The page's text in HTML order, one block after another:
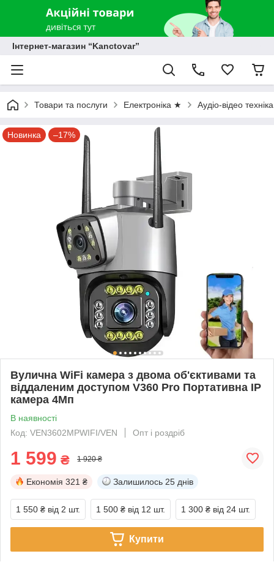
Інтернет-магазин “Kanctovar”
Товари та послуги Електроніка ★ Аудіо-відео
Новинка –17%
Вулична WiFi камера з двома об'єктивами та
віддаленим доступом V360 Pro Портативна IP
камера 4Мп
В наявності
Код: VEN3602MPWIFI/VEN
Опт і роздріб
1 599 ₴ 1 920 ₴
Економія 321 ₴ Залишилось 25 днів
1 550 ₴ від 2 шт. 1 500 ₴ від 12 шт. 1 300 ₴ від 24 шт.
Купити